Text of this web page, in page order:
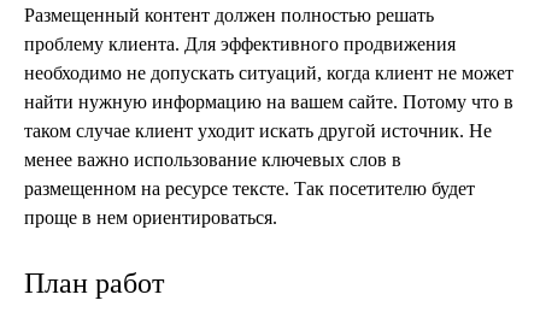
Размещенный контент должен полностью решать
проблему клиента. Для эффективного продвижения
необходимо не допускать ситуаций, когда клиент не может
найти нужную информацию на вашем сайте. Потому что в
таком случае клиент уходит искать другой источник. Не
менее важно использование ключевых слов в
размещенном на ресурсе тексте. Так посетителю будет
проще в нем ориентироваться.
План работ